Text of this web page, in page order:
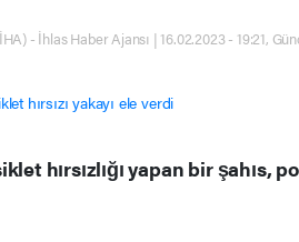
- İhlas Haber Ajansı | 16.02.2023 - 19:21,
hırsızlığı yapan bir şahıs,